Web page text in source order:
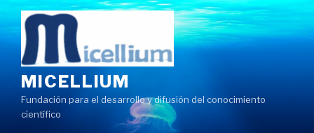
Saltar
al
contenido
MICELLIUM
Fundación para el desarrollo y difusión del conocimiento
científico